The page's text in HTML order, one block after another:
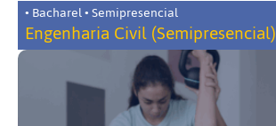
• Bacharel • Semipresencial
Engenharia Civil (Semipresencial)